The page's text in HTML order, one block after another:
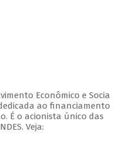
Econômico e Social é
ao financiamento
É o acionista único das
Veja: